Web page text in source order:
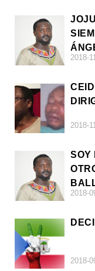
2018-
2018-
SOY
2018-
2018-